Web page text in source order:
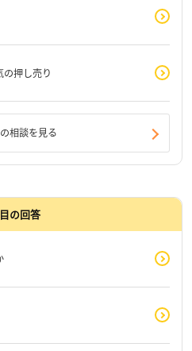
押し売り
相談を見る
の回答